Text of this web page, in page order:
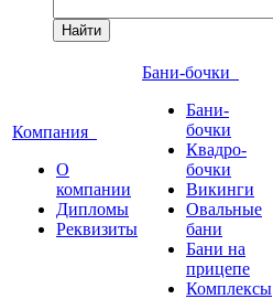
Найти
Компания
О
компании
Дипломы
Реквизиты
Бани-бочки
Бани-
бочки
Квадро-
бочки
Викинги
Овальные
бани
Бани на
прицепе
Комплексы